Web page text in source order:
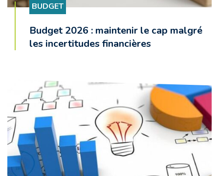
BUDGET
Budget 2026 : maintenir le cap malgré
les incertitudes financières